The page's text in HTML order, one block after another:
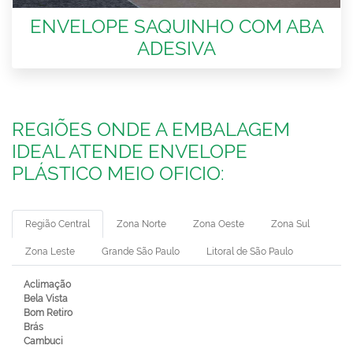
ENVELOPE SAQUINHO COM ABA
ADESIVA
REGIÕES ONDE A EMBALAGEM
IDEAL ATENDE ENVELOPE
PLÁSTICO MEIO OFICIO:
Região Central Zona Norte Zona Oeste Zona Sul
Zona Leste Grande São Paulo Litoral de São Paulo
Aclimação
Bela Vista
Bom Retiro
Brás
Cambuci